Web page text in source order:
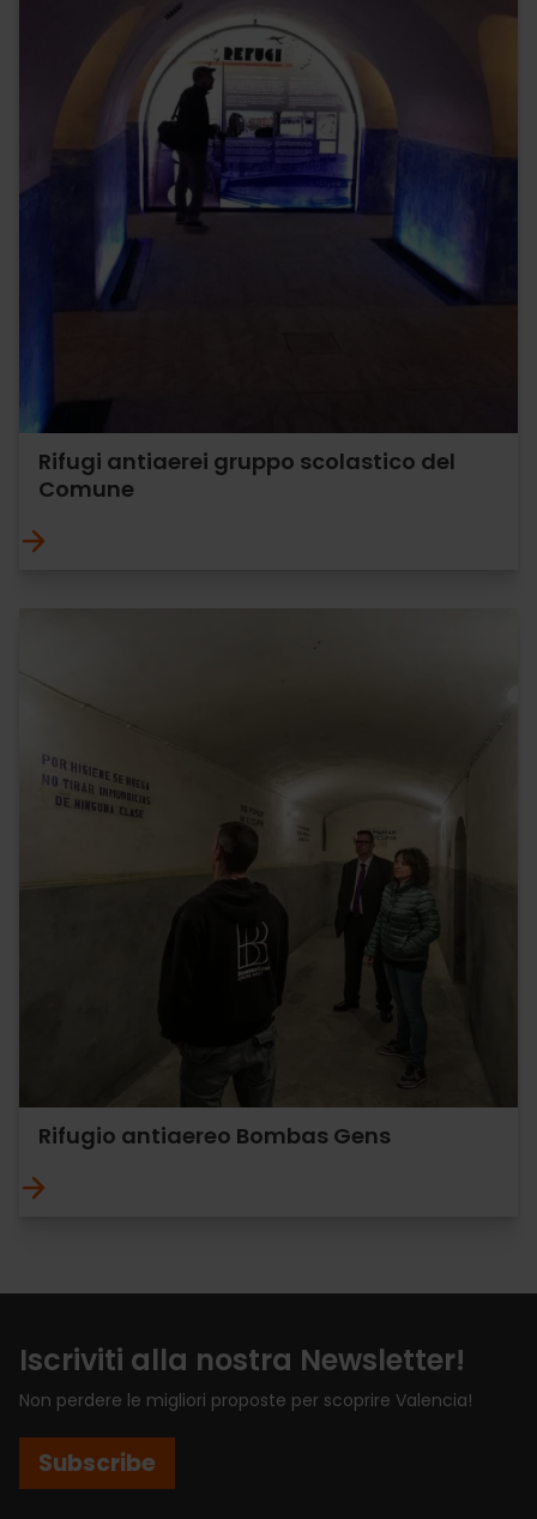
Rifugi antiaerei gruppo scolastico del
Comune
Rifugio antiaereo Bombas Gens
Iscriviti alla nostra Newsletter!
Non perdere le migliori proposte per scoprire Valencia!
Subscribe